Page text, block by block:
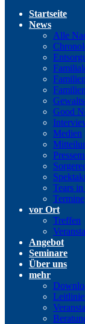
Startseite
News
Alle
Good
Medien
Tears
Termine
vor Ort
Treffen
Angebot
Seminare
Über uns
mehr